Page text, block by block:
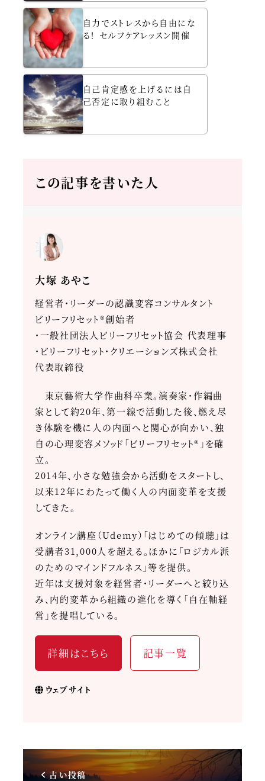
自力でストレスから自由にな
る！ セルフケアレッスン開催
自己肯定感を上げるには自
己否定に取り組むこと
この記事を書いた人
大塚 あやこ
経営者・リーダーの認識変容コンサルタント
ビリーフリセット®創始者
・一般社団法人ビリーフリセット協会 代表理事
・ビリーフリセット・クリエーションズ株式会社
代表取締役
東京藝術大学作曲科卒業。演奏家・作編曲
家として約20年、第一線で活動した後、燃え尽
き体験を機に人の内面へと関心が向かい、独
自の心理変容メソッド「ビリーフリセット®」を確
立。
2014年、小さな勉強会から活動をスタートし、
以来12年にわたって働く人の内面変革を支援
してきた。
オンライン講座（Udemy）「はじめての傾聴」は
受講者31,000人を超える。ほかに「ロジカル派
のためのマインドフルネス」等を提供。
近年は支援対象を経営者・リーダーへと絞り込
み、内的変革から組織の進化を導く「自在軸経
営」を提唱している。
詳細はこちら 記事一覧
ウェブサイト
古い投稿